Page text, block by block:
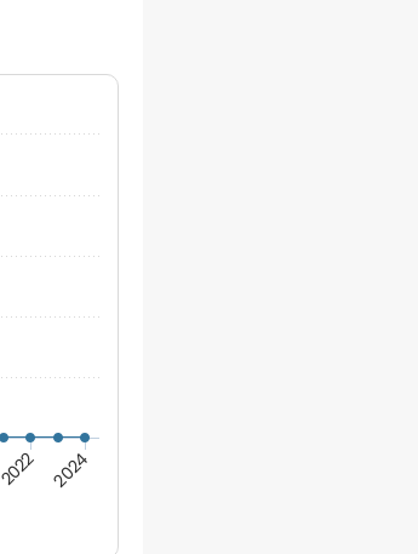
2022 2024